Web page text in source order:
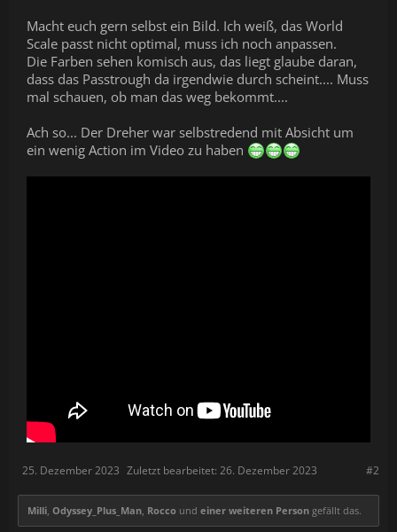
Macht euch gern selbst ein Bild. Ich weiß, das World
Scale passt nicht optimal, muss ich noch anpassen.
Die Farben sehen komisch aus, das liegt glaube daran,
dass das Passtrough da irgendwie durch scheint.... Muss
mal schauen, ob man das weg bekommt....
Ach so... Der Dreher war selbstredend mit Absicht um
ein wenig Action im Video zu haben
#2
25. Dezember 2023 Zuletzt bearbeitet: 26. Dezember 2023
Milli Odyssey_Plus_Man Rocco und einer weiteren Person gefällt das.